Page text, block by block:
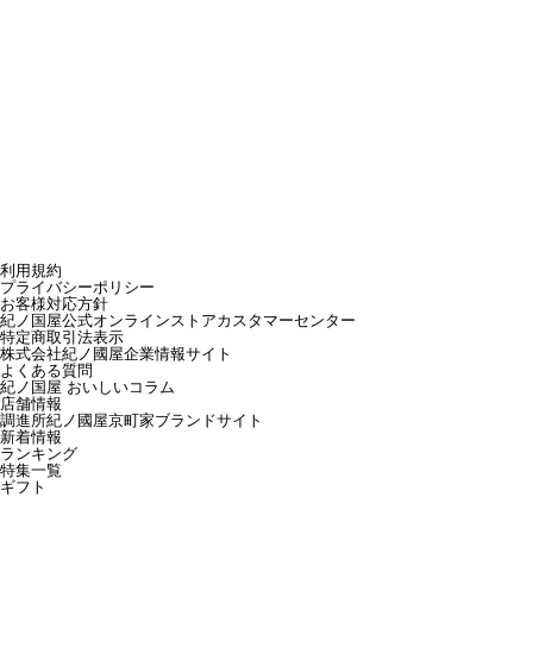
利用規約
プライバシーポリシー
お客様対応方針
紀ノ国屋公式オンラインストアカスタマーセンター
特定商取引法表示
株式会社紀ノ國屋企業情報サイト
よくある質問
紀ノ国屋 おいしいコラム
店舗情報
調進所紀ノ國屋京町家ブランドサイト
新着情報
ランキング
特集一覧
ギフト